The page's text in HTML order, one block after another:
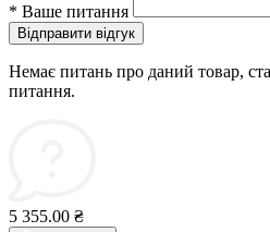
* Ваше питання
Відправити відгук
Немає питань про даний товар,
питання.
5 355.00 ₴